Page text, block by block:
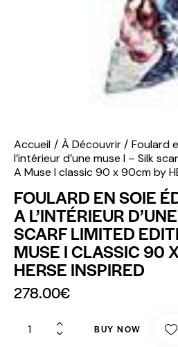
Accueil À Découvrir
Foulard
l’intérieur d’une muse I – Silk
A Muse I classic 90 x 90cm by
FOULARD EN SOIE
A L’INTÉRIEUR
SCARF LIMITED
MUSE I CLASSIC 90
HERSE INSPIRED
278.00€
BUY NOW